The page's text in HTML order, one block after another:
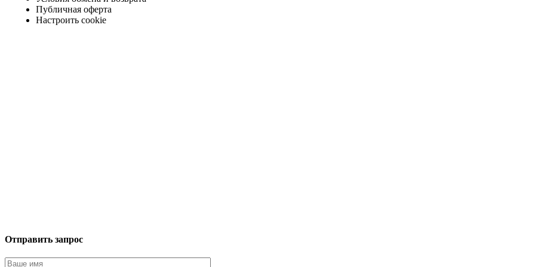
Публичная оферта
Настроить cookie
Отправить запрос